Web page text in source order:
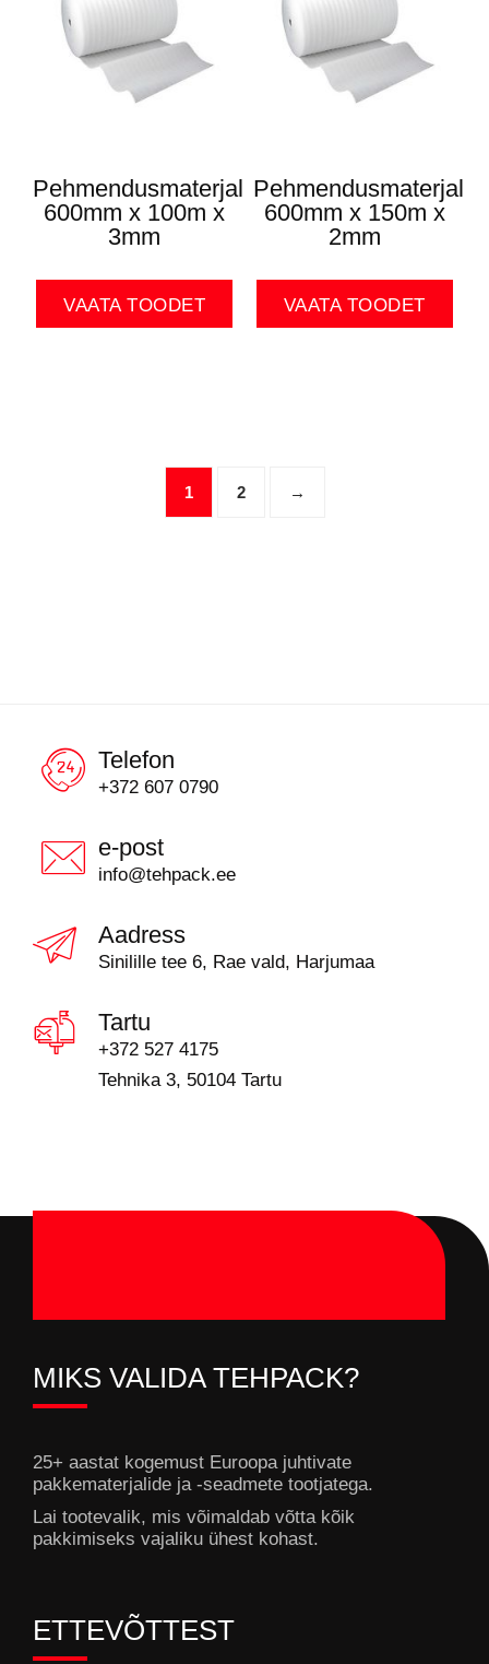
Pehmendusmaterjal
600mm x 100m x
3mm
VAATA TOODET
Pehmendusmaterjal
600mm x 150m x
2mm
VAATA TOODET
1 2 →
Telefon
+372 607 0790
e-post
info@tehpack.ee
Aadress
Sinilille tee 6, Rae vald, Harjumaa
Tartu
+372 527 4175
Tehnika 3, 50104 Tartu
MIKS VALIDA TEHPACK?
25+ aastat kogemust Euroopa juhtivate
pakkematerjalide ja -seadmete tootjatega.
Lai tootevalik, mis võimaldab võtta kõik
pakkimiseks vajaliku ühest kohast.
ETTEVÕTTEST